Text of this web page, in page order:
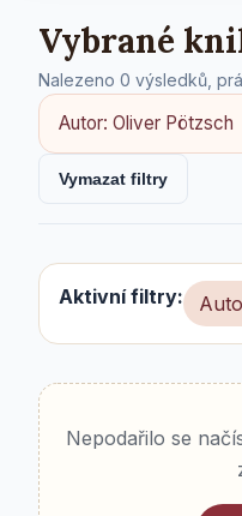
Vybrané
Nalezeno 0 výsledků,
Autor: Oliver Pötzsch
Vymazat filtry
Aktivní filtry:
Nepodařilo se